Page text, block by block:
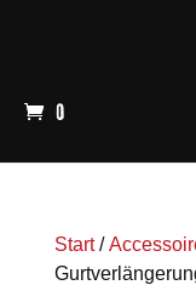
0
Start/